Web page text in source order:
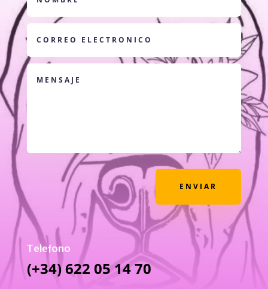
ENVIAR
Telefono
(+34) 622 05 14 70